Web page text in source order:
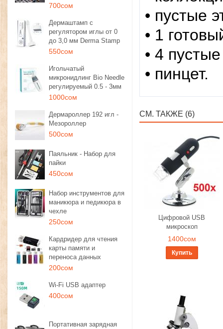
700сом
Дермаштамп с
регулятором иглы от 0
до 3,0 мм Derma Stamp
550сом
Игольчатый
микронидлинг Bio Needle
регулируемый 0.5 - 3мм
1000сом
Дермароллер 192 игл -
Мезороллер
500сом
Паяльник - Набор для
пайки
450сом
Набор инструментов для
маникюра и педикюра в
чехле
250сом
Кардридер для чтения
карты памяти и
переноса данных
200сом
Wi-Fi USB адаптер
400сом
Портативная зарядная
• пустые
• 1
• 4
• пинцет.
СМ. ТАКЖЕ (6)
Цифровой USB
микроскоп
1400сом
Купить